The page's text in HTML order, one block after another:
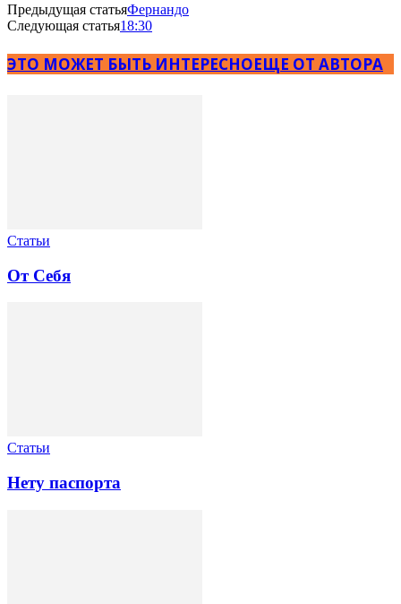
Предыдущая статьяФернандо
Следующая статья18:30
ЭТО МОЖЕТ БЫТЬ ИНТЕРЕСНОЕЩЕ ОТ АВТОРА
Статьи
От Себя
Статьи
Нету паспорта